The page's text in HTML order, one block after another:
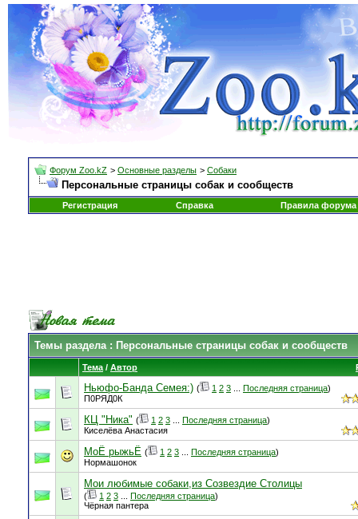
Форум Zoo.kZ > Основные разделы > Собаки
Персональные страницы собак и сообществ
Регистрация Справка Правила форума
Темы раздела: Персональные страницы собак и сообществ
Тема / Автор
Ньюфо-Банда Семея:) ( 1 2 3 Последняя страница)
П0РЯД0К
КЦ "Ника" ( 1 2 3 Последняя страница)
Киселёва Анастасия
МоЁ рыжьЁ ( 1 2 3 Последняя страница)
Нормашонок
Мои любимые собаки,из Созвездие Столицы
( 1 2 3 Последняя страница)
Чёрная пантера